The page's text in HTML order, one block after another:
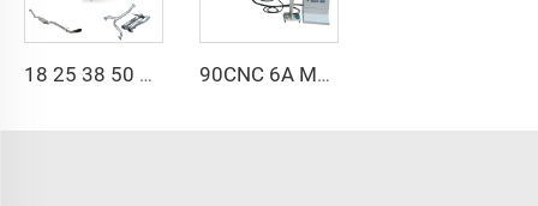
18 25 38 50 CNC 4A 2S Стальная автоматическая трубогибочная машина и машины для гибки труб цена с подачей 1 дюйм 2 дюйма 3 дюйма линия 90CNC 6A MS CNC трубогибочный станок, чугунная квадратная трубогибочная машина с двигателем для алюминия и нержавеющей латунной трубы